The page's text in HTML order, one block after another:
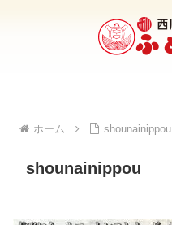
ホーム shounainippou
shounainippou